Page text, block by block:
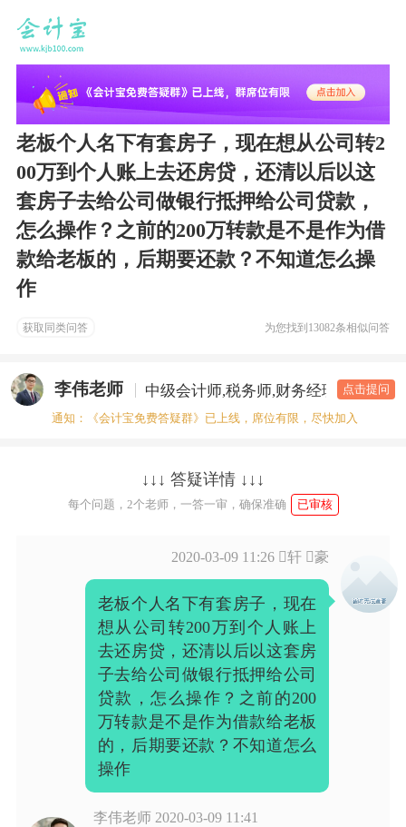
老板个人名下有套房子，现在想从公司转2
00万到个人账上去还房贷，还清以后以这
套房子去给公司做银行抵押给公司贷款，
怎么操作？之前的200万转款是不是作为借
款给老板的，后期要还款？不知道怎么操
作
获取同类问答 为您找到13082条相似问答
李伟老师 中级会计师,税务师,财务经理 答疑老
点击提问
通知：《会计宝免费答疑群》已上线，席位有限，尽快加入
↓↓↓ 答疑详情 ↓↓↓
每个问题，2个老师，一答一审，确保准确 已审核
2020-03-09 11:26 轩 豪
老板个人名下有套房子，现在
想从公司转200万到个人账上
去还房贷，还清以后以这套房
子去给公司做银行抵押给公司
贷款，怎么操作？之前的200
万转款是不是作为借款给老板
的，后期要还款？不知道怎么
操作
李伟老师 2020-03-09 11:41